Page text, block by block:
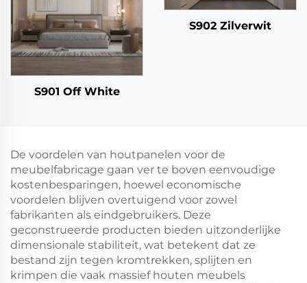
S901 Off White
S902 Zilverwit
De voordelen van houtpanelen voor de
meubelfabricage gaan ver te boven eenvoudige
kostenbesparingen, hoewel economische
voordelen blijven overtuigend voor zowel
fabrikanten als eindgebruikers. Deze
geconstrueerde producten bieden uitzonderlijke
dimensionale stabiliteit, wat betekent dat ze
bestand zijn tegen kromtrekken, splijten en
krimpen die vaak massief houten meubels